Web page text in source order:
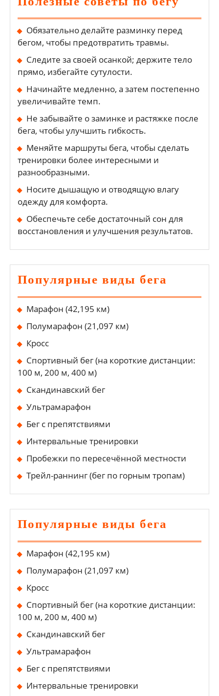
Обязательно делайте разминку перед
бегом, чтобы предотвратить травмы.
Следите за своей осанкой; держите тело
прямо, избегайте сутулости.
Начинайте медленно, а затем постепенно
увеличивайте темп.
Не забывайте о заминке и растяжке после
бега, чтобы улучшить гибкость.
Меняйте маршруты бега, чтобы сделать
тренировки более интересными и
разнообразными.
Носите дышащую и отводящую влагу
одежду для комфорта.
Обеспечьте себе достаточный сон для
восстановления и улучшения результатов.
Популярные виды бега
Марафон (42,195 км)
Полумарафон (21,097 км)
Кросс
Спортивный бег (на короткие дистанции:
100 м, 200 м, 400 м)
Скандинавский бег
Ультрамарафон
Бег с препятствиями
Интервальные тренировки
Пробежки по пересечённой местности
Трейл-раннинг (бег по горным тропам)
Популярные виды бега
Марафон (42,195 км)
Полумарафон (21,097 км)
Кросс
Спортивный бег (на короткие дистанции:
100 м, 200 м, 400 м)
Скандинавский бег
Ультрамарафон
Бег с препятствиями
Интервальные тренировки